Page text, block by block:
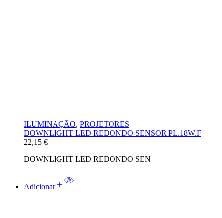
ILUMINAÇÃO, PROJETORES
DOWNLIGHT LED REDONDO SENSOR PL.18W.F
22,15 €
DOWNLIGHT LED REDONDO SEN
Adicionar